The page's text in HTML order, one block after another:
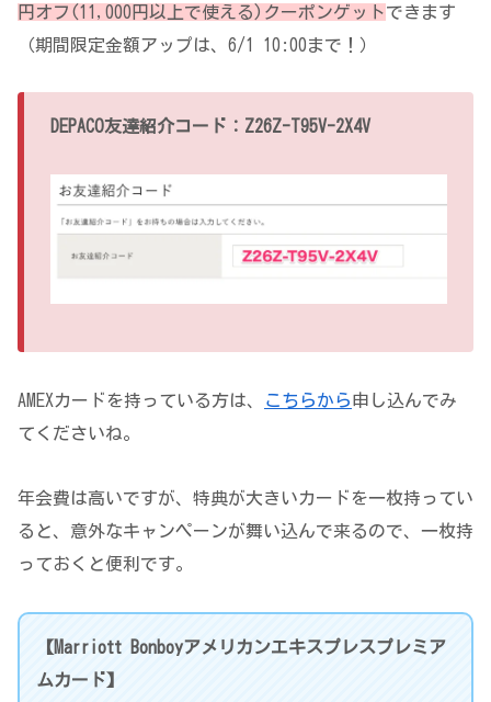
円オフ(11,000円以上で使える)クーポンゲットできます
（期間限定金額アップは、6/1 10:00まで！）
DEPACO友達紹介コード：Z26Z-T95V-2X4V
AMEXカードを持っている方は、 こちらから申し込んでみ
てくださいね。
年会費は高いですが、特典が大きいカードを一枚持ってい
ると、意外なキャンペーンが舞い込んで来るので、一枚持
っておくと便利です。
【Marriott Bonboyアメリカンエキスプレスプレミア
ムカード】